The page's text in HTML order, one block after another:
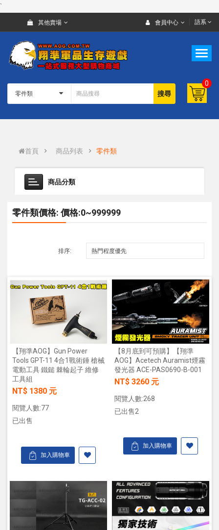
`
其他賣場 會員中心 語系
搜尋
0
首頁 商品列表 零件類
商品分類
零件類價格: 價格:0~999999
排序:
【翔準AOG】Gun Power
Tools GPT-11 4合1戰術錘 槍械
電動工具 鐵鎚 棘輪起子 維修
工具組
NT$ 1380 元
閱覽人數:77
已出售
加入購物車
【8月底到可預購】【翔準
AOG】Acetech Auramist煙霧
發光器 ACE-PAS0690-B-001
NT$ 3260 元
閱覽人數:268
已出售2
加入購物車